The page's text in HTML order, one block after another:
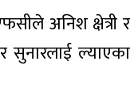
अनिश क्षेत्री र
सुनारलाई ल्याएका